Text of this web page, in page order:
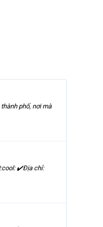
phố, nơi mà
✔️Địa chỉ: